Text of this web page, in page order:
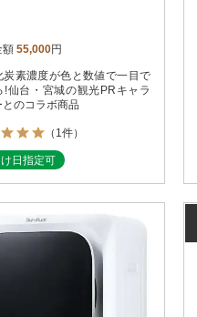
額 55,000円
炭素濃度が色と数値で一目で
!仙台・宮城の観光PRキャラ
とのコラボ商品
（1件）
日指定可